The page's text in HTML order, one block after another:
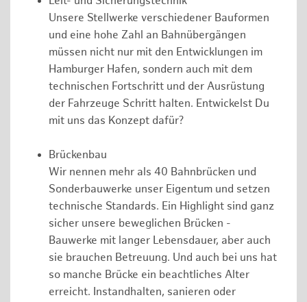
Unsere Stellwerke verschiedener Bauformen
und eine hohe Zahl an Bahnübergängen
müssen nicht nur mit den Entwicklungen im
Hamburger Hafen, sondern auch mit dem
technischen Fortschritt und der Ausrüstung
der Fahrzeuge Schritt halten. Entwickelst Du
mit uns das Konzept dafür?
Brückenbau
Wir nennen mehr als 40 Bahnbrücken und
Sonderbauwerke unser Eigentum und setzen
technische Standards. Ein Highlight sind ganz
sicher unsere beweglichen Brücken -
Bauwerke mit langer Lebensdauer, aber auch
sie brauchen Betreuung. Und auch bei uns hat
so manche Brücke ein beachtliches Alter
erreicht. Instandhalten, sanieren oder